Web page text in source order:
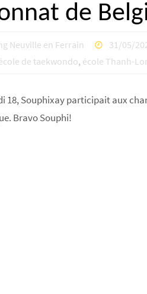
de
Neuville en Ferrain 31/05/
de taekwondo, école Thanh-
18, Souphixay participait aux
Bravo Souphi!